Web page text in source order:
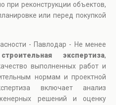
при реконструкции объектов,
или перед покупкой
- Павлодар - Не менее
строительная экспертиза,
выполненных работ и
нормам и проектной
включает анализ
решений и оценку